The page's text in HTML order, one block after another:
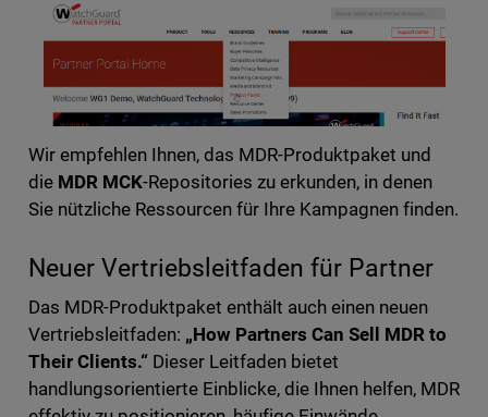
Wir empfehlen Ihnen, das MDR-Produktpaket und
die MDR MCK-Repositories zu erkunden, in denen
Sie nützliche Ressourcen für Ihre Kampagnen finden.
Neuer Vertriebsleitfaden für Partner
Das MDR-Produktpaket enthält auch einen neuen
Vertriebsleitfaden: „How Partners Can Sell MDR to
Their Clients.“ Dieser Leitfaden bietet
handlungsorientierte Einblicke, die Ihnen helfen, MDR